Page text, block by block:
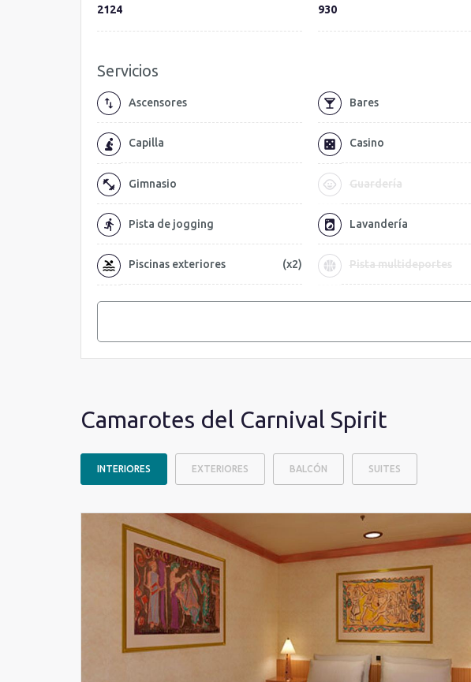
2124
930
Servicios
Ascensores Bares
Capilla Casino
Gimnasio Guardería
Pista de jogging Lavandería
Piscinas exteriores (x2) Pista multideportes
Camarotes del Carnival Spirit
INTERIORES EXTERIORES BALCÓN SUITES